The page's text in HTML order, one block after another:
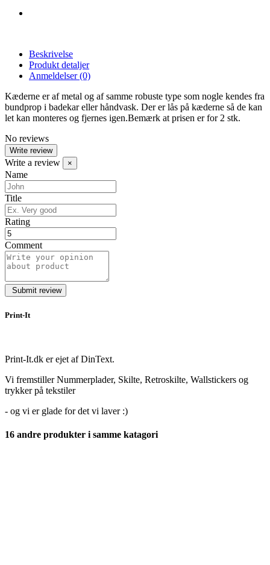
Beskrivelse
Produkt detaljer
Anmeldelser (0)
Kæderne er af metal og af samme robuste type som nogle kendes fra
bundprop i badekar eller håndvask. Der er lås på kæderne så de kan
let kan monteres og fjernes igen.Bemærk at prisen er for 2 stk.
No reviews
Write review
Write a review ×
Name
Title
Rating
Comment
Print-It
Print-It.dk er ejet af DinText.
Vi fremstiller Nummerplader, Skilte, Retroskilte, Wallstickers og
trykker på tekstiler
- og vi er glade for det vi laver :)
16 andre produkter i samme katagori